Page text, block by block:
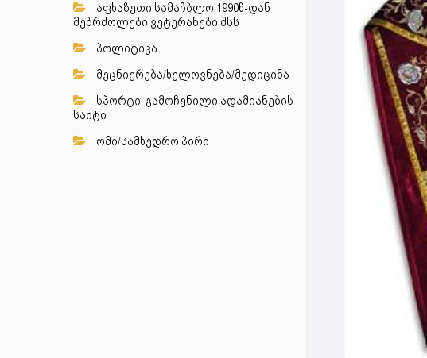
აფხაზეთი სამაჩბლო 1990წ-დან
მებრძოლები ვეტერანები შსს
პოლიტიკა
მეცნიერება/ხელოვნება/მედიცინა
სპორტი, გამოჩენილი ადამიანების
საიტი
ომი/სამხედრო პირი